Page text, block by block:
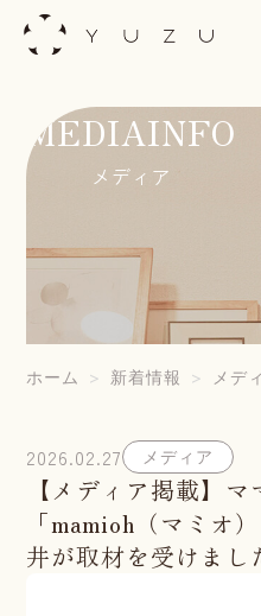
MEDIAINFO
メディア
ホーム 新着情報 メデ
2026.02.27 メディア
【メディア掲載】
「mamioh（マミオ
井が取材を受けまし